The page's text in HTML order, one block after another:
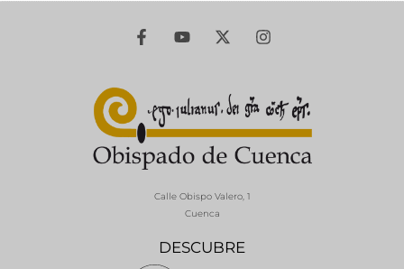
DESCUBRE
Calle Obispo Valero, 1
Cuenca